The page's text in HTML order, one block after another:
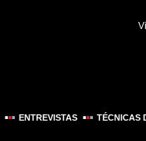
ENTREVISTAS TÉCNICAS